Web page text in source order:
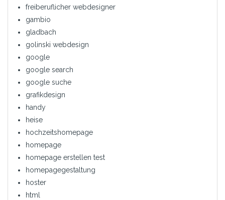
freiberuflicher webdesigner
gambio
gladbach
golinski webdesign
google
google search
google suche
grafikdesign
handy
heise
hochzeitshomepage
homepage
homepage erstellen test
homepagegestaltung
hoster
html